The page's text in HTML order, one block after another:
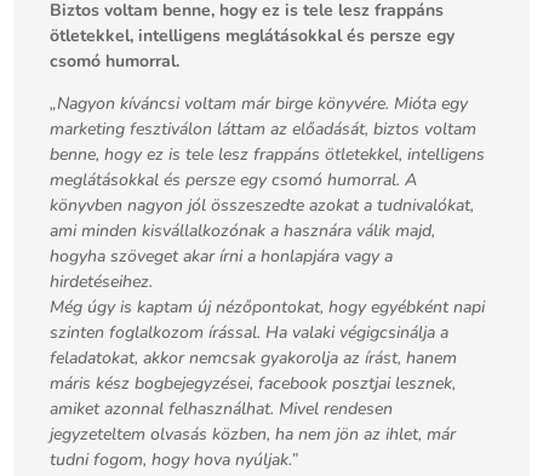
Biztos voltam benne, hogy ez is tele lesz frappáns
ötletekkel, intelligens meglátásokkal és persze egy
csomó humorral.
„Nagyon kíváncsi voltam már birge könyvére. Mióta egy
marketing fesztiválon láttam az előadását, biztos voltam
benne, hogy ez is tele lesz frappáns ötletekkel, intelligens
meglátásokkal és persze egy csomó humorral. A
könyvben nagyon jól összeszedte azokat a tudnivalókat,
ami minden kisvállalkozónak a hasznára válik majd,
hogyha szöveget akar írni a honlapjára vagy a
hirdetéseihez.
Még úgy is kaptam új nézőpontokat, hogy egyébként napi
szinten foglalkozom írással. Ha valaki végigcsinálja a
feladatokat, akkor nemcsak gyakorolja az írást, hanem
máris kész bogbejegyzései, facebook posztjai lesznek,
amiket azonnal felhasználhat. Mivel rendesen
jegyzeteltem olvasás közben, ha nem jön az ihlet, már
tudni fogom, hogy hova nyúljak.”